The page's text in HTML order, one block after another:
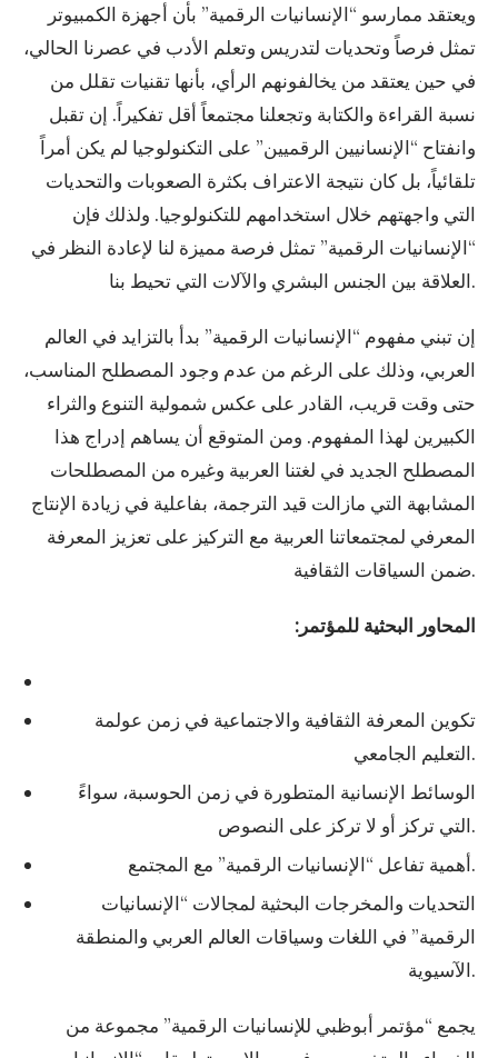
ويعتقد ممارسو “الإنسانيات الرقمية” بأن أجهزة الكمبيوتر
تمثل فرصاً وتحديات لتدريس وتعلم الأدب في عصرنا الحالي،
في حين يعتقد من يخالفونهم الرأي، بأنها تقنيات تقلل من
نسبة القراءة والكتابة وتجعلنا مجتمعاً أقل تفكيراً. إن تقبل
وانفتاح “الإنسانيين الرقميين” على التكنولوجيا لم يكن أمراً
تلقائياً، بل كان نتيجة الاعتراف بكثرة الصعوبات والتحديات
التي واجهتهم خلال استخدامهم للتكنولوجيا. ولذلك فإن
“الإنسانيات الرقمية” تمثل فرصة مميزة لنا لإعادة النظر في
العلاقة بين الجنس البشري والآلات التي تحيط بنا.
إن تبني مفهوم “الإنسانيات الرقمية” بدأ بالتزايد في العالم
العربي، وذلك على الرغم من عدم وجود المصطلح المناسب،
حتى وقت قريب، القادر على عكس شمولية التنوع والثراء
الكبيرين لهذا المفهوم. ومن المتوقع أن يساهم إدراج هذا
المصطلح الجديد في لغتنا العربية وغيره من المصطلحات
المشابهة التي مازالت قيد الترجمة، بفاعلية في زيادة الإنتاج
المعرفي لمجتمعاتنا العربية مع التركيز على تعزيز المعرفة
ضمن السياقات الثقافية.
:المحاور البحثية للمؤتمر
تكوين المعرفة الثقافية والاجتماعية في زمن عولمة
التعليم الجامعي.
الوسائط الإنسانية المتطورة في زمن الحوسبة، سواءً
التي تركز أو لا تركز على النصوص.
أهمية تفاعل “الإنسانيات الرقمية” مع المجتمع.
التحديات والمخرجات البحثية لمجالات “الإنسانيات
الرقمية” في اللغات وسياقات العالم العربي والمنطقة
الآسيوية.
يجمع “مؤتمر أبوظبي للإنسانيات الرقمية” مجموعة من